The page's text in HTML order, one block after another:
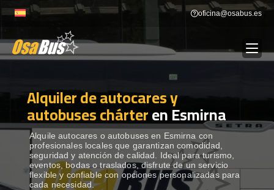
to
oficina@osabus.es
ALQUILER DE AUTOCARES
DESTINOS Show dropdown
RECORRIDAS Show dropdown
Alquiler de autocares y
autobuses chárteren Esmirna
Alquile autocares o autobuses en Esmirna con
profesionales locales que garantizan comodidad,
seguridad y atención de calidad. Ideal para turismo,
eventos, bodas o traslados, disfrute de un servicio
flexible y confiable con opciones personalizadas para
cada necesidad.